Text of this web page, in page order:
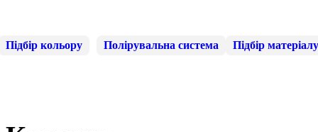
Підбір кольору Полірувальна система Підбір матеріалу